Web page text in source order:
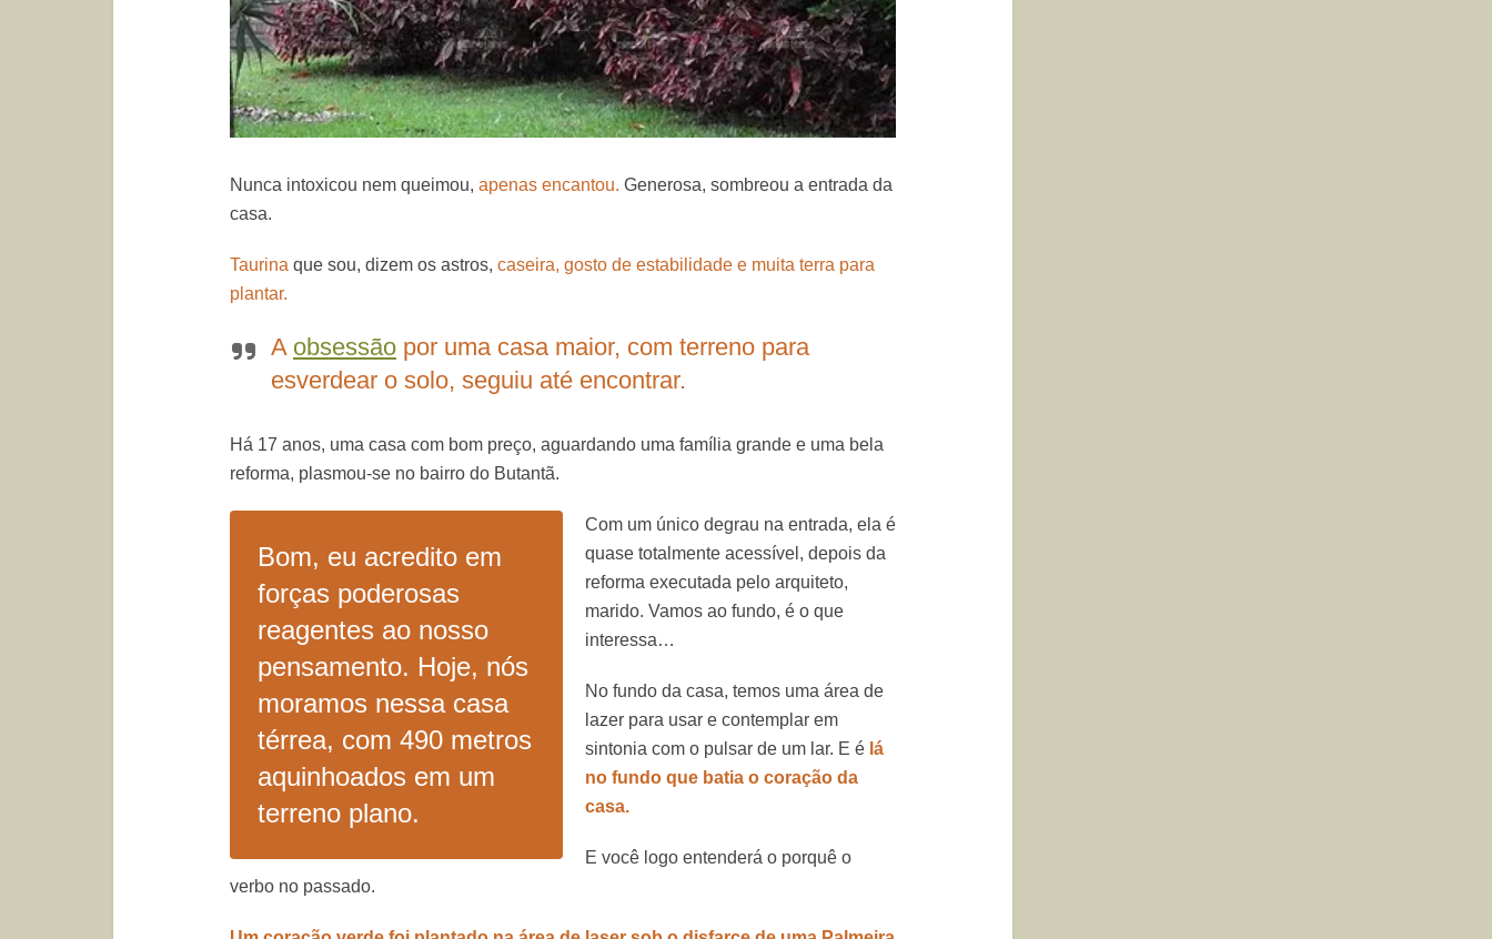
Nunca intoxicou nem queimou, apenas encantou. Generosa, sombreou a entrada da
casa.
Taurina que sou, dizem os astros, caseira, gosto de estabilidade e muita terra para
plantar.
A obsessão por uma casa maior, com terreno para
esverdear o solo, seguiu até encontrar.
Há 17 anos, uma casa com bom preço, aguardando uma família grande e uma bela
reforma, plasmou-se no bairro do Butantã.
Bom, eu acredito em
forças poderosas
reagentes ao nosso
pensamento. Hoje, nós
moramos nessa casa
térrea, com 490 metros
aquinhoados em um
terreno plano.
Com um único degrau na entrada, ela é
quase totalmente acessível, depois da
reforma executada pelo arquiteto,
marido. Vamos ao fundo, é o que
interessa…
No fundo da casa, temos uma área de
lazer para usar e contemplar em
sintonia com o pulsar de um lar. E é lá
no fundo que batia o coração da
casa.
E você logo entenderá o porquê o
verbo no passado.